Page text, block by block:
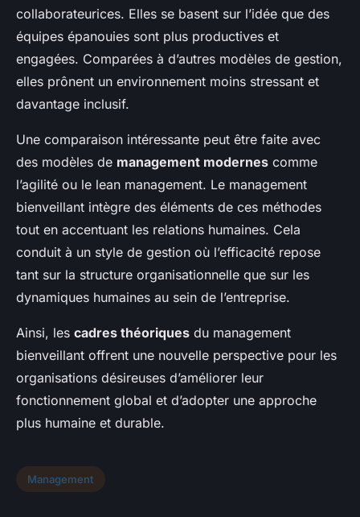
collaborateurices. Elles se basent sur l’idée que des
équipes épanouies sont plus productives et
engagées. Comparées à d’autres modèles de gestion,
elles prônent un environnement moins stressant et
davantage inclusif.
Une comparaison intéressante peut être faite avec
des modèles de management modernes comme
l’agilité ou le lean management. Le management
bienveillant intègre des éléments de ces méthodes
tout en accentuant les relations humaines. Cela
conduit à un style de gestion où l’efficacité repose
tant sur la structure organisationnelle que sur les
dynamiques humaines au sein de l’entreprise.
Ainsi, les cadres théoriques du management
bienveillant offrent une nouvelle perspective pour les
organisations désireuses d’améliorer leur
fonctionnement global et d’adopter une approche
plus humaine et durable.
Management